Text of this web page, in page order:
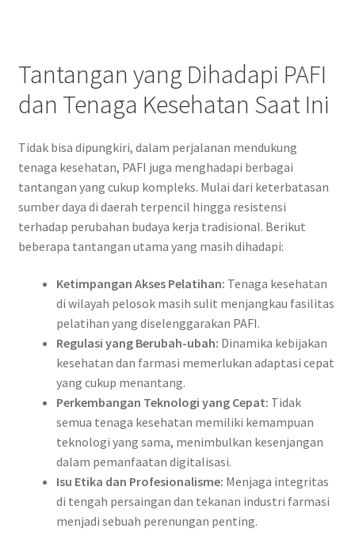
Tantangan yang Dihadapi PAFI
dan Tenaga Kesehatan Saat Ini
Tidak bisa dipungkiri, dalam perjalanan mendukung
tenaga kesehatan, PAFI juga menghadapi berbagai
tantangan yang cukup kompleks. Mulai dari keterbatasan
sumber daya di daerah terpencil hingga resistensi
terhadap perubahan budaya kerja tradisional. Berikut
beberapa tantangan utama yang masih dihadapi:
Ketimpangan Akses Pelatihan: Tenaga kesehatan
di wilayah pelosok masih sulit menjangkau fasilitas
pelatihan yang diselenggarakan PAFI.
Regulasi yang Berubah-ubah: Dinamika kebijakan
kesehatan dan farmasi memerlukan adaptasi cepat
yang cukup menantang.
Perkembangan Teknologi yang Cepat: Tidak
semua tenaga kesehatan memiliki kemampuan
teknologi yang sama, menimbulkan kesenjangan
dalam pemanfaatan digitalisasi.
Isu Etika dan Profesionalisme: Menjaga integritas
di tengah persaingan dan tekanan industri farmasi
menjadi sebuah perenungan penting.